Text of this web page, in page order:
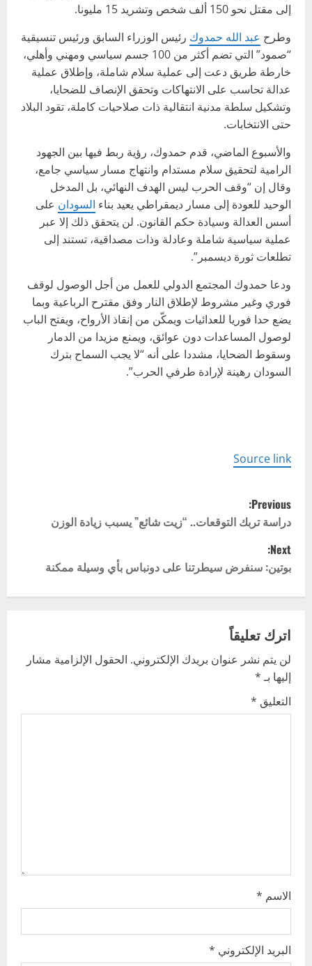
إلى مقتل نحو 150 ألف شخص وتشريد 15 مليونا.
وطرح عبد الله حمدوك رئيس الوزراء السابق ورئيس تنسيقية
“صمود” التي تضم أكثر من 100 جسم سياسي ومهني وأهلي،
خارطة طريق دعت إلى عملية سلام شاملة، وإطلاق عملية
عدالة تحاسب على الانتهاكات وتحقق الإنصاف للضحايا،
وتشكيل سلطة مدنية انتقالية ذات صلاحيات كاملة، تقود البلاد
حتى الانتخابات.
والأسبوع الماضي، قدم حمدوك، رؤية ربط فيها بين الجهود
الرامية لتحقيق سلام مستدام وانتهاج مسار سياسي جامع،
وقال إن “وقف الحرب ليس الهدف النهائي، بل المدخل
الوحيد للعودة إلى مسار ديمقراطي يعيد بناء السودان على
أسس العدالة وسيادة حكم القانون. لن يتحقق ذلك إلا عبر
عملية سياسية شاملة وعادلة وذات مصداقية، تستند إلى
تطلعات ثورة ديسمبر”.
ودعا حمدوك المجتمع الدولي للعمل من أجل الوصول لوقف
فوري وغير مشروط لإطلاق النار وفق مقترح الرباعية وبما
يضع حدا فوريا للعدائيات ويمكّن من إنقاذ الأرواح، ويفتح الباب
لوصول المساعدات دون عوائق، ويمنع مزيدا من الدمار
وسقوط الضحايا، مشددا على أنه “لا يجب السماح بترك
السودان رهينة لإرادة طرفي الحرب”.
Source link
P
o
s
a
v
i
n
Previous:
دراسة تربك التوقعات.. “زيت شائع” يسبب زيادة الوزن
Next:
بوتين: سنفرض سيطرتنا على دونباس بأي وسيلة ممكنة
اترك تعليقاً
لن يتم نشر عنوان بريدك الإلكتروني. الحقول الإلزامية مشار
إليها بـ*
التعليق *
الاسم *
البريد الإلكتروني *